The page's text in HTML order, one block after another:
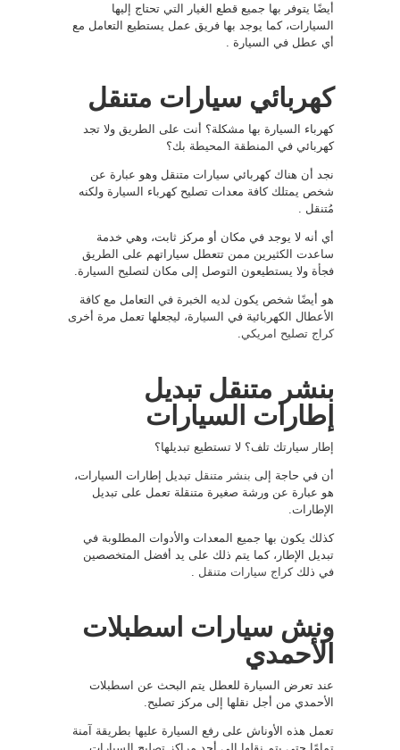
أيضًا يتوفر بها جميع قطع الغيار التي تحتاج إليها
السيارات، كما يوجد بها فريق عمل يستطيع التعامل مع
أي عطل في السيارة .
كهربائي سيارات متنقل
كهرباء السيارة بها مشكلة؟ أنت على الطريق ولا تجد
كهربائي في المنطقة المحيطة بك؟
نجد أن هناك كهربائي سيارات متنقل وهو عبارة عن
شخص يمتلك كافة معدات تصليح كهرباء السيارة ولكنه
مُتنقل .
أي أنه لا يوجد في مكان أو مركز ثابت، وهي خدمة
ساعدت الكثيرين ممن تتعطل سياراتهم على الطريق
فجأة ولا يستطيعون التوصل إلى مكان لتصليح السيارة.
هو أيضًا شخص يكون لديه الخبرة في التعامل مع كافة
الأعطال الكهربائية في السيارة، ليجعلها تعمل مرة أخرى
كراج تصليح امريكي
بنشر متنقل تبديل
إطارات السيارات
إطار سيارتك تلف؟ لا تستطيع تبديلها؟
أن في حاجة إلى بنشر متنقل تبديل إطارات السيارات،
هو عبارة عن ورشة صغيرة متنقلة تعمل على تبديل
الإطارات.
كذلك يكون بها جميع المعدات والأدوات المطلوبة في
تبديل الإطار، كما يتم ذلك على يد أفضل المتخصصين
في ذلككراج سيارات متنقل
ونش سيارات اسطبلات
الأحمدي
عند تعرض السيارة للعطل يتم البحث عن اسطبلات
الأحمدي من أجل نقلها إلى مركز تصليح.
تعمل هذه الأوناش على رفع السيارة عليها بطريقة آمنة